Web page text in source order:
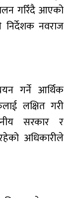
गरिँदै आएको
निर्देशक नवराज
गर्ने आर्थिक
लक्षित गरी
सरकार र
अधिकारीले